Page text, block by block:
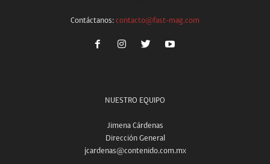
Contáctanos: contacto@fast-mag.com
NUESTRO EQUIPO
Jimena Cárdenas
Dirección General
jcardenas@contenido.com.mx